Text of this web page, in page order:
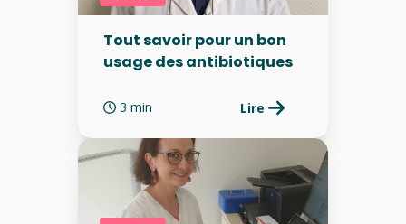
Tout savoir pour un bon
usage des antibiotiques
3 min Lire